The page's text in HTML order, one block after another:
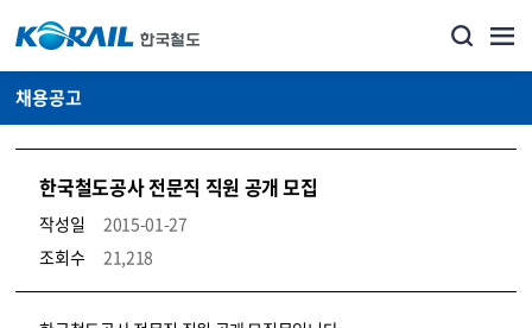
채용공고
한국철도공사 전문직 직원 공개 모집
작성일
2015-01-27
조회수
21,218
코레일소개_경영공시_채용공고 상세보기 – 내용, 파일, 담당자 연락처로 구성